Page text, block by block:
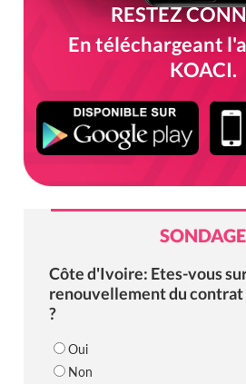
RESTEZ
En téléchargeant
KOACI.
SONDAGE
Côte d'Ivoire: Etes-vous
renouvellement du contrat
?
Oui
Non